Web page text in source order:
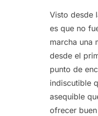
Visto desde
es que no
marcha una
desde el
punto de
indiscutible
asequible
ofrecer